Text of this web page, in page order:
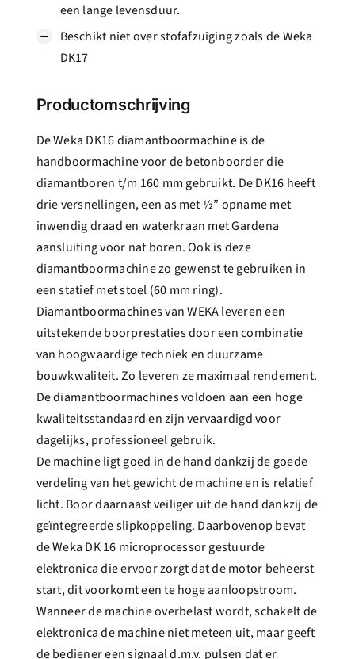
een lange levensduur.
Beschikt niet over stofafzuiging zoals de Weka
DK17
Productomschrijving
De Weka DK16 diamantboormachine is de
handboormachine voor de betonboorder die
diamantboren t/m 160 mm gebruikt. De DK16 heeft
drie versnellingen, een as met ½” opname met
inwendig draad en waterkraan met Gardena
aansluiting voor nat boren. Ook is deze
diamantboormachine zo gewenst te gebruiken in
een statief met stoel (60 mm ring).
Diamantboormachines van WEKA leveren een
uitstekende boorprestaties door een combinatie
van hoogwaardige techniek en duurzame
bouwkwaliteit. Zo leveren ze maximaal rendement.
De diamantboormachines voldoen aan een hoge
kwaliteitsstandaard en zijn vervaardigd voor
dagelijks, professioneel gebruik.
De machine ligt goed in de hand dankzij de goede
verdeling van het gewicht de machine en is relatief
licht. Boor daarnaast veiliger uit de hand dankzij de
geïntegreerde slipkoppeling. Daarbovenop bevat
de Weka DK 16 microprocessor gestuurde
elektronica die ervoor zorgt dat de motor beheerst
start, dit voorkomt een te hoge aanloopstroom.
Wanneer de machine overbelast wordt, schakelt de
elektronica de machine niet meteen uit, maar geeft
de bediener een signaal d.m.v. pulsen dat er